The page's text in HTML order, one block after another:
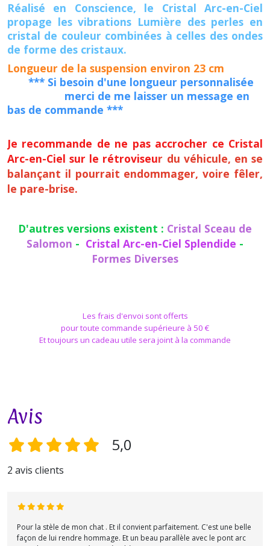
Réalisé en Conscience, le Cristal Arc-en-Ciel
propage les vibrations Lumière des perles en
cristal de couleur combinées à celles des ondes
de forme des cristaux.
Longueur de la suspension environ 23 cm
*** Si besoin d'une longueur personnalisée
merci de me laisser un message en
bas de commande ***
Je recommande de ne pas accrocher ce Cristal
Arc-en-Ciel sur le rétroviseur du véhicule, en se
balançant il pourrait endommager, voire fêler,
le pare-brise.
D'autres versions existent : Cristal Sceau de
Salomon - Cristal Arc-en-Ciel Splendide -
Formes Diverses
Les frais d'envoi sont offerts
pour toute commande supérieure à 50 €
Et toujours un cadeau utile sera joint à la commande
Avis
5,0
2 avis clients
Pour la stèle de mon chat . Et il convient parfaitement. C'est une belle
façon de lui rendre hommage. Et un beau parallèle avec le pont arc